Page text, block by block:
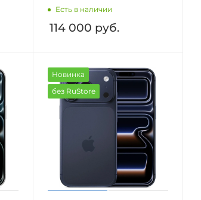
Есть в наличии
114 000 руб.
Новинка
без RuStore